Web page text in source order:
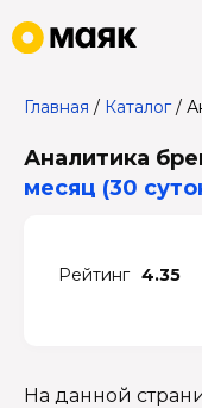
Главная / Каталог/
Аналитика
месяц (30
Рейтинг 4.35
На данной